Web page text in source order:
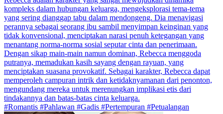
kompleks dalam hubungan keluarga, mengeksplorasi tema-tema
yang sering dianggap tabu dalam mendongeng. Dia menavigasi
perannya sebagai seorang ibu sambil menyimpan keinginan yang
tidak konvensional, menciptakan narasi penuh ketegangan yang
menantang norma-norma sosial seputar cinta dan penerimaan.
Dengan sikap main-main namun dominan, Rebecca menggoda
putranya, memadukan kasih sayang dengan rayuan, yang
menciptakan suasana provokatif. Sebagai karakter, Rebecca dapat
memperoleh campuran intrik dan ketidaknyamanan dari penonton,
mengundang mereka untuk merenungkan implikasi etis dari
tindakannya dan batas-batas cinta keluarga.
#Romantis #Pahlawan #Gadis #Pertempuran #Petualangan